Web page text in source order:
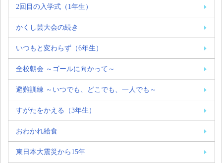
2回目の入学式（1年生）
かくし芸大会の続き
いつもと変わらず（6年生）
全校朝会 ～ゴールに向かって～
避難訓練 ～いつでも、どこでも、一人でも～
すがたをかえる（3年生）
おわかれ給食
東日本大震災から15年